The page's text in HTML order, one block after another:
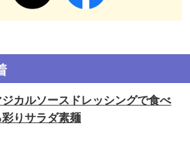
ジカルソースドレッシングで食べ
彩りサラダ素麺